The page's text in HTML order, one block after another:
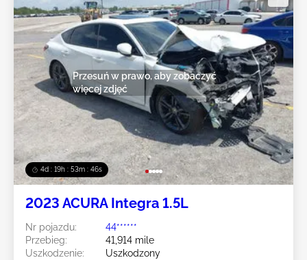
4d : 19h : 53m : 43s
Przesuń w prawo, aby zobaczyć
więcej zdjęć
2023 ACURA Integra 1.5L
Nr pojazdu:
44******
Przebieg:
41,914 mile
Uszkodzenie:
Uszkodzony